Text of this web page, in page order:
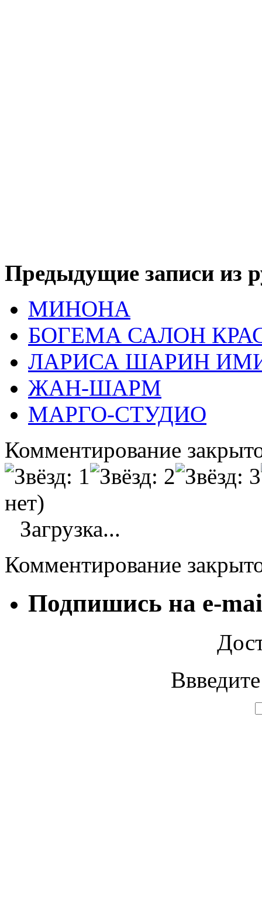
Предыдущие записи из
МИНОНА
БОГЕМА САЛОН
ЛАРИСА ШАРИН
ЖАН-ШАРМ
МАРГО-СТУДИО
Комментирование
нет)
Загрузка...
Комментирование
Подпишись на e-